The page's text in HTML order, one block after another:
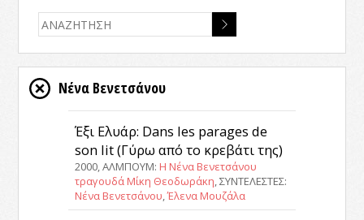
Νένα Βενετσάνου
Έξι Ελυάρ: Dans les parages de
son lit (Γύρω από το κρεβάτι της)
2000, ΑΛΜΠΟΥΜ: Η Νένα Βενετσάνου
τραγουδά Μίκη Θεοδωράκη, ΣΥΝΤΕΛΕΣΤΕΣ:
Νένα Βενετσάνου,Έλενα Μουζάλα